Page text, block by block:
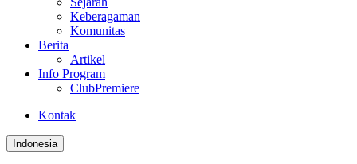
Keberagaman
Komunitas
Berita
Artikel
Info Program
ClubPremiere
Kontak
Indonesia